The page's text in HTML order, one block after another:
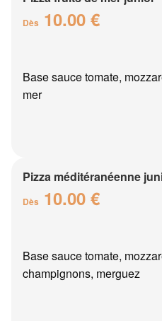
Dès 10.00 €
Base sauce tomate,
mer
Pizza méditéranéenne
Dès 10.00 €
Base sauce tomate,
champignons, merguez